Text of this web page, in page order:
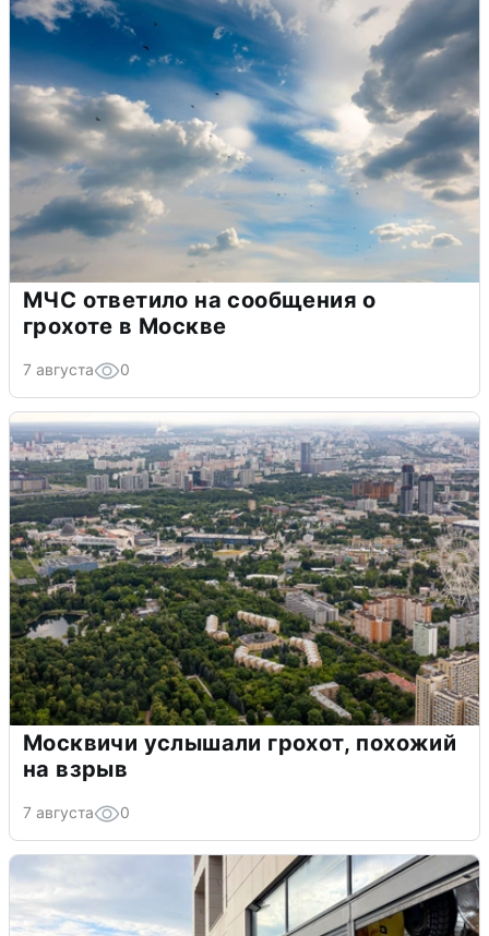
МЧС ответило на сообщения о
грохоте в Москве
7 августа 0
Москвичи услышали грохот, похожий
на взрыв
7 августа 0